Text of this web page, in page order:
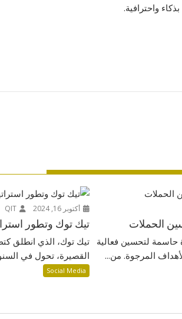
واحترافية.
الحملات
حاسمة لتحسين فعالية
المرجوة. من...
أكتوبر 16, 2024
تيك توك وتطور
تيك توك، الذي انطلق
القصيرة، تحول في
Social Media